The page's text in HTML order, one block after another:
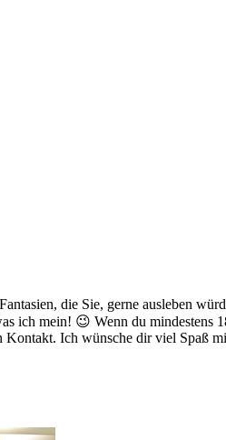
die Sie, gerne ausleben
ich mein! 😉 Wenn du mindestens
Ich wünsche dir viel Spaß